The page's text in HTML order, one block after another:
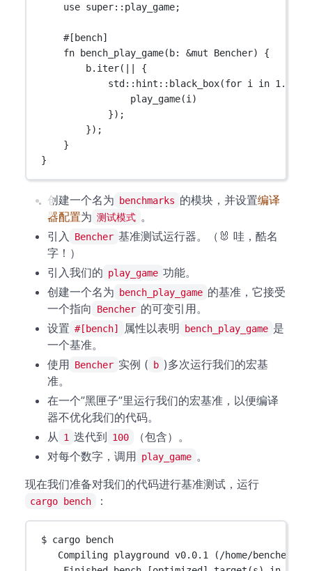
use super:: play_game;
#[bench]
fn
bench_play_game(b: &mut Bencher) {
b. iter(
{
std :: hint :: black_box(for i in 1 ..=
play_game(i)
});
});
}
}
创建一个名为 benchmarks 的模块，并设置编译
器配置为 测试模式 。
引入
Bencher 基准测试运行器。（🐰 哇，酷名
字！）
引入我们的 play_game 功能。
创建一个名为 bench_play_game 的基准，它接受
一个指向
Bencher 的可变引用。
设置 #[bench] 属性以表明 bench_play_game 是
一个基准。
使用 Bencher 实例 ( b )多次运行我们的宏基
准。
在一个”黑匣子”里运行我们的宏基准，以便编译
器不优化我们的代码。
从
1 迭代到 100
（包含）。
对每个数字，调用 play_game 。
现在我们准备对我们的代码进行基准测试，运行
cargo bench ：
$ cargo bench
Compiling playground v0.0.1 (/home/bencher)